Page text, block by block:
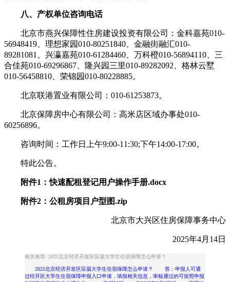
八、产权单位咨询电话
北京市燕兴保障性住房建设投资有限公司：金科嘉苑010-
56948419、理想家园010-80251840、金融街融汇010-
89281081、兴瀛嘉苑010-61284460、万科橙010-56894110、三
合佳苑010-69296867、隆兴园三里010-89282092、格林云墅
010-56458810、荣锦园010-80228885。
北京联港置业有限公司：010-61253873。
北京保障房中心有限公司：高米店区域办事处010-
60256896。
咨询时间：工作日上午9:00-11:30;下午14:00-17:00。
特此公告。
附件1：快速配租登记用户操作手册.docx
附件2：公租房项目户型图.zip
北京市大兴区住房保障事务中心
2025年4月14日
相关推荐: 2025北京经济开发区应届大学生住宿保障怎么申请？
2025北京经济开发区应届大学生住宿保障怎么申请？ 答：申报人可通
过经开区大学生住宿保障申报入口申请，填报相关信息，审核通过的可按照申报